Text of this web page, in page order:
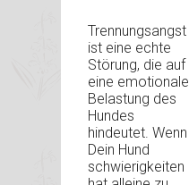
Trennungsangst
ist eine echte
Störung, die auf
eine emotionale
Belastung des
Hundes
hindeutet. Wenn
Dein Hund
schwierigkeiten